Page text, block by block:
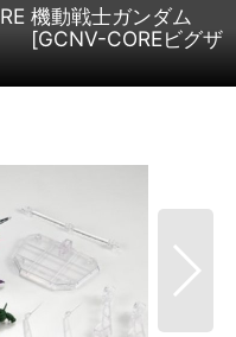
機動戦士ガンダム
[GCNV-COREビグザ